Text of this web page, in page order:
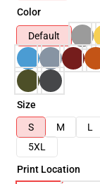
Color
Default
Size
S
M L
5XL
Print Location